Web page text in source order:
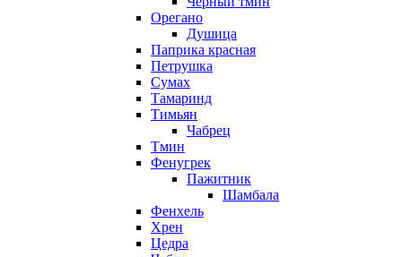
Орегано
Душица
Паприка красная
Петрушка
Сумах
Тамаринд
Тимьян
Чабрец
Тмин
Фенугрек
Пажитник
Шамбала
Фенхель
Хрен
Цедра